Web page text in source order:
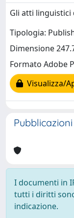
Gli atti
Tipologia:
Dimensione
Formato Adobe
Visualizza/
I documenti in
tutti i diritti
indicazione.